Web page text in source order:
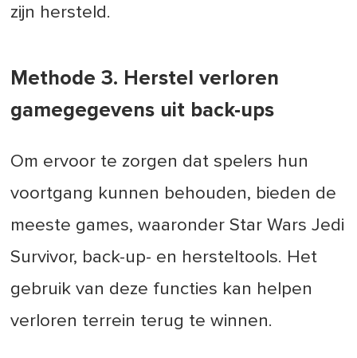
zijn hersteld.
Methode 3. Herstel verloren
gamegegevens uit back-ups
Om ervoor te zorgen dat spelers hun
voortgang kunnen behouden, bieden de
meeste games, waaronder Star Wars Jedi
Survivor, back-up- en hersteltools. Het
gebruik van deze functies kan helpen
verloren terrein terug te winnen.